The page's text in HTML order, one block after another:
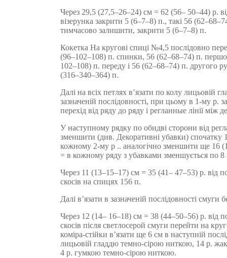
Через 29,5 (27,5–26–24) см = 62 (56– 50–44) р.
візерунка закрити 5 (6–7–8) п., такі 56
тимчасово залишити, закрити 5 (6–7–8) п.
Кокетка На кругові спиці №4,5 послідовно
(96–102–108) п. спинки, 56 (62–68–74) п.
102–108) п. переду і 56 (62–68–74) п. другого
(316–340–364) п.
Далі на всіх петлях в’язати по колу лицьовій
зазначеній послідовності, при цьому в 1-му р.
перехід від ряду до ряду і регланные лінії між
У наступному рядку по обидві сторони від
зменшити (див. Декоративні убавки) спочатку
кожному 2-му р .. аналогічно зменшити ще 16
= в кожному ряду з убавками зменшується по 8
Через 11 (13–15–17) см = 35 (41– 47–53) р. від
скосів на спицях 156 п.
Далі в’язати в зазначеній послідовності смуги
Через 12 (14– 16–18) см = 38 (44–50–56) р. від
скосів після светлосерой смуги перейти на
коміра-стійки в’язати ще 6 см в наступній
лицьовій гладдю темно-сірою ниткою, 14 р.
4 р. гумкою темно-сірою ниткою.